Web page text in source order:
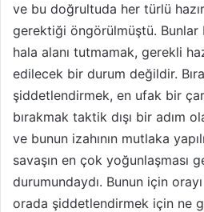
ve bu doğrultuda her türlü
gerektiği öngörülmüştü. Bunlar
hala alanı tutmamak, gerekli
edilecek bir durum değildir.
şiddetlendirmek, en ufak bir
bırakmak taktik dışı bir adım
ve bunun izahının mutlaka
savaşın en çok yoğunlaşması
durumundaydı. Bunun için
orada şiddetlendirmek için ne